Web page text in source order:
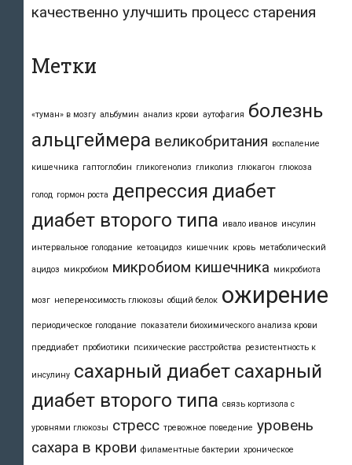
качественно улучшить процесс старения
Метки
«туман» в мозгу альбумин анализ крови аутофагия болезнь
альцгеймера великобритания воспаление
кишечника гаптоглобин гликогенолиз гликолиз глюкагон глюкоза
голод гормон роста депрессия диабет
диабет второго типа ивало иванов инсулин
интервальное голодание кетоацидоз кишечник кровь метаболический
ацидоз микробиом микробиом кишечника микробиота
мозг непереносимость глюкозы общий белок ожирение
периодическое голодание показатели биохимического анализа крови
преддиабет пробиотики психические расстройства резистентность к
инсулину сахарный диабет сахарный
диабет второго типа связь кортизола с
уровнями глюкозы стресс тревожное поведение уровень
сахара в крови филаментные бактерии хроническое